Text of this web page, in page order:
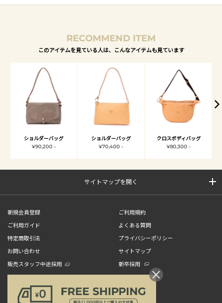
RECOMMEND ITEM
このアイテムを見ている人は、こんなアイテムも見ています
ショルダーバッグ
¥90,200 -
ショルダーバッグ
¥70,400 -
クロスボディバッグ
¥80,300 -
サイトマップを開く
新規会員登録
ご利用規約
ご利用ガイド
よくある質問
特定商取引法
プライバシーポリシー
お問い合わせ
サイトマップ
販売スタッフ中途採用
新卒採用